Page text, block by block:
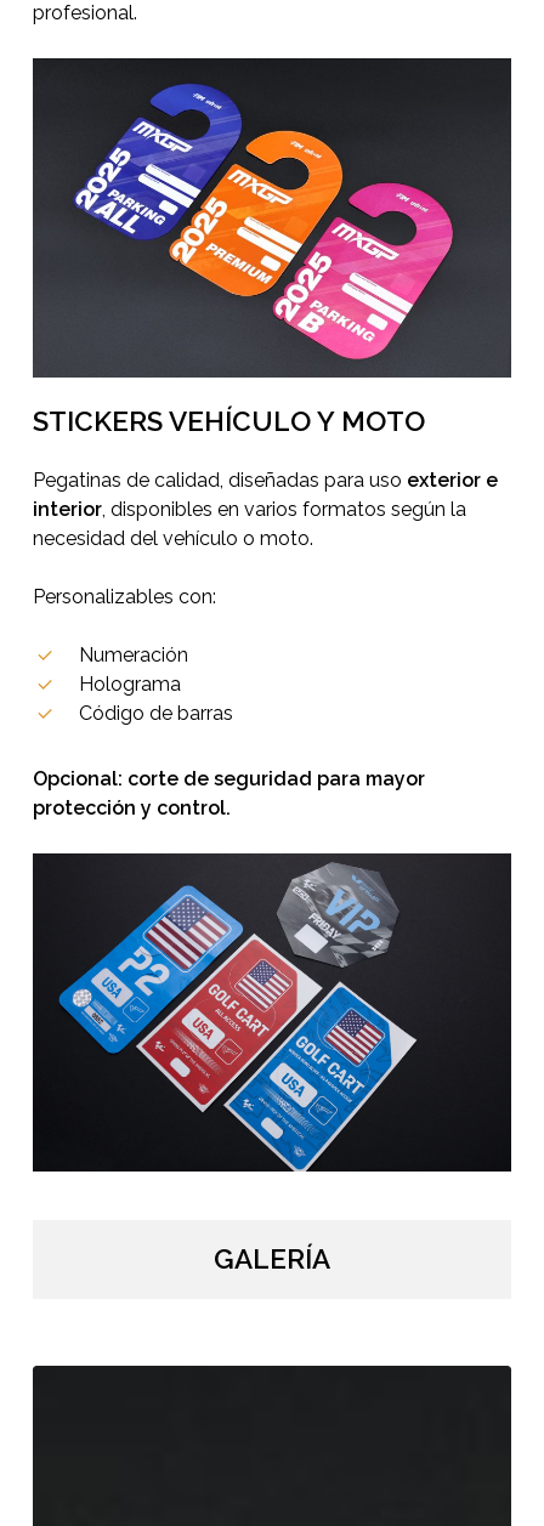
profesional.
STICKERS VEHÍCULO Y MOTO
Pegatinas de calidad, diseñadas para uso exterior e
interior , disponibles en varios formatos según la
necesidad del vehículo o moto.
Personalizables con:
Numeración
Holograma
Código de barras
Opcional: corte de seguridad para mayor
protección y control.
GALERÍA